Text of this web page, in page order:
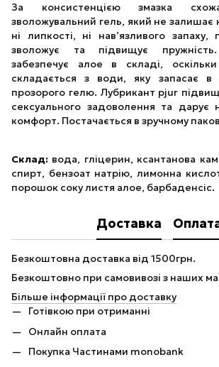
За консистенцією змазка
зволожувальний гель, який не залишає
ні липкості, ні нав’язливого запаху,
зволожує та підвищує
забезпечує алое в складі,
складається з води, яку запасає в
прозорого гелю. Лубрикант pjur
сексуального задоволення та дарує
комфорт. Постачається в зручному
Склад: вода, гліцерин, ксантанова
спирт, бензоат натрію, лимонна
порошок соку листя алое, барбаденсіс.
Доставка
Безкоштовна доставка від 1500грн.
Безкоштовно при самовивозі з наших
Більше інформації про доставку
Готівкою при отриманні
Онлайн оплата
Покупка Частинами monobank